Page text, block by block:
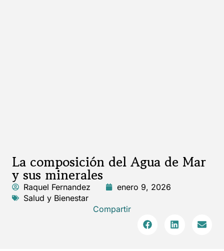
La composición del Agua de Mar
y sus minerales
Raquel Fernandez
enero 9, 2026
Salud y Bienestar
Compartir